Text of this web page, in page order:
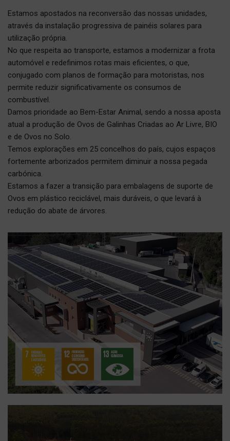
Estamos apostados na reconversão das nossas unidades,
através da instalação progressiva de painéis solares para
utilização própria.
No que respeita ao transporte, estamos a modernizar a frota
automóvel e redefinimos rotas mais eficientes, o que,
conjugado com planos de formação para motoristas, nos
permite reduzir significativamente os consumos de
combustível.
Damos prioridade ao Bem-Estar Animal, sendo a nossa aposta
atual a produção de Ovos de Galinhas Criadas ao Ar Livre, BIO
e de Ovos no Solo.
Temos explorações em 25 concelhos do país, cujos espaços
fortemente arborizados permitem diminuir a nossa pegada
carbónica.
Estamos a fazer a transição para embalagens de suporte de
Ovos em plástico reciclável, mais duráveis, o que levará à
redução do abate de árvores.